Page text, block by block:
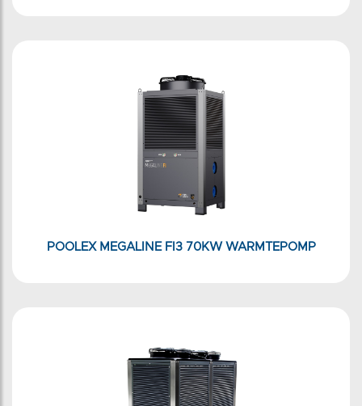
POOLEX MEGALINE FI3 70KW WARMTEPOMP